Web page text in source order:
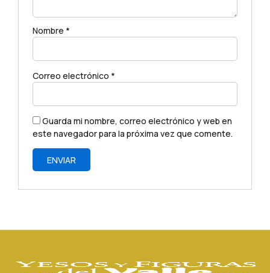
Nombre *
Correo electrónico *
Guarda mi nombre, correo electrónico y web en
este navegador para la próxima vez que comente.